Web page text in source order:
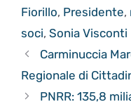
Fiorillo, Presidente,
soci, Sonia Visconti
Carminuccia
Regionale di
PNRR: 135,8